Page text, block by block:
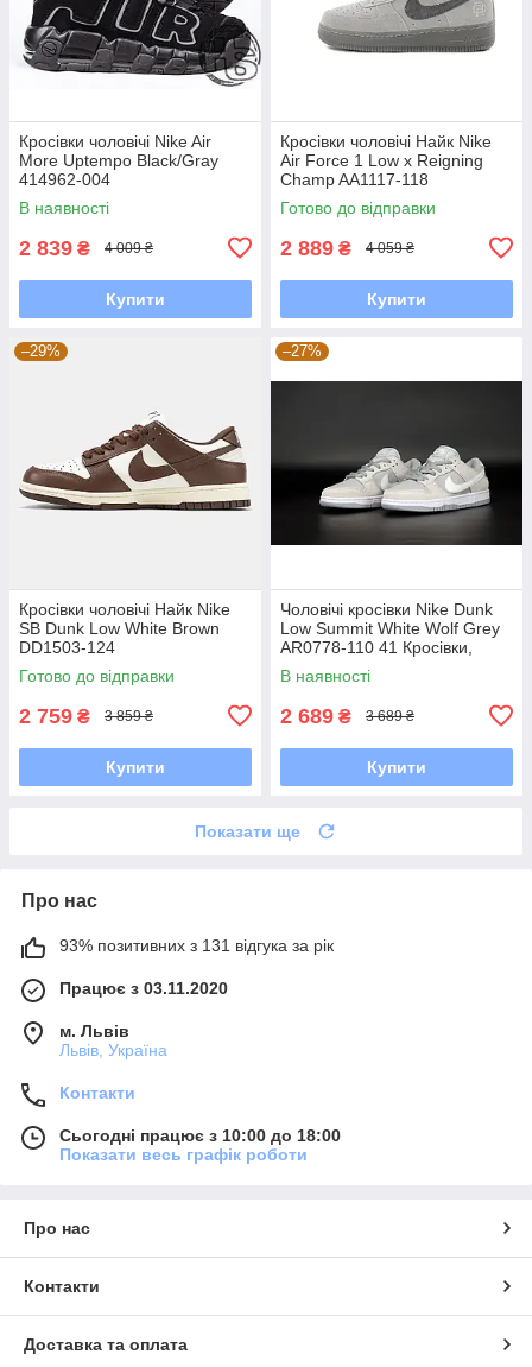
Кросівки чоловічі Nike Air
More Uptempo Black/Gray
414962-004
В наявності
2 839 ₴ 4 009 ₴
Купити
Кросівки чоловічі Найк Nike
Air Force 1 Low x Reigning
Champ AA1117-118
Готово до відправки
2 889 ₴ 4 059 ₴
Купити
–29%
Кросівки чоловічі Найк Nike
SB Dunk Low White Brown
DD1503-124
Готово до відправки
2 759 ₴ 3 859 ₴
Купити
–27%
Чоловічі кросівки Nike Dunk
Low Summit White Wolf Grey
AR0778-110 41 Кросівки,
Текстильна, Шнурівка, Товста
підошва, Замша,
В наявності
2 689 ₴ 3 689 ₴
Купити
Показати ще
Про нас
93% позитивних з 131 відгука за рік
Працює з 03.11.2020
м. Львів
Львів, Україна
Контакти
Сьогодні працює з 10:00 до 18:00
Показати весь графік роботи
Про нас
Контакти
Доставка та оплата